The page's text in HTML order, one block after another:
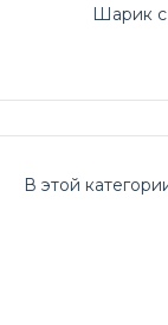
Шарик с
В этой